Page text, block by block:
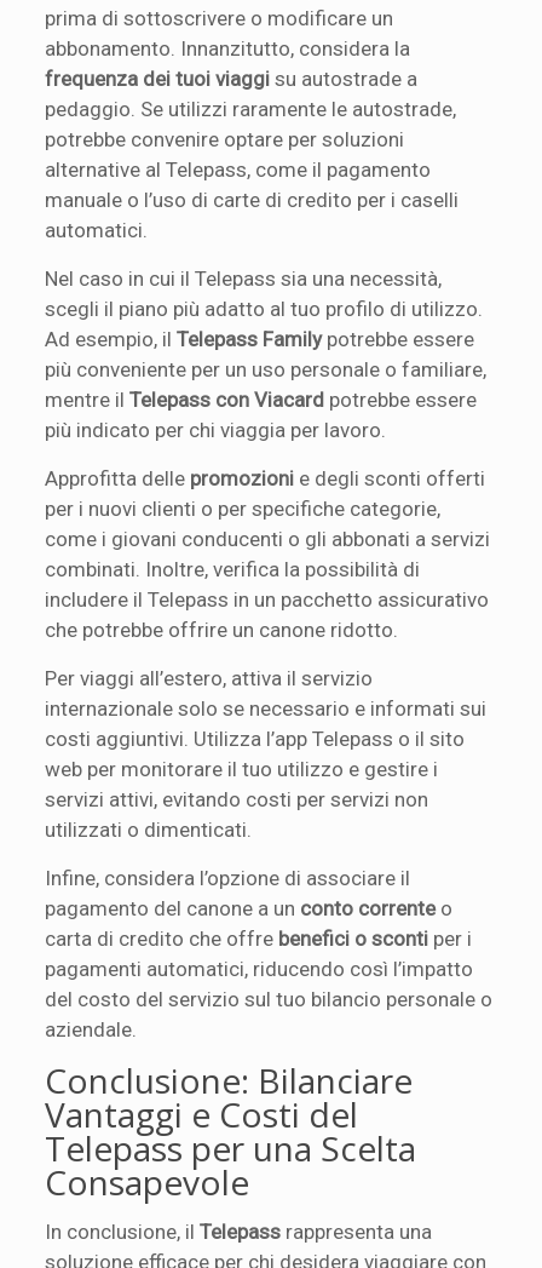
prima di sottoscrivere o modificare un
abbonamento. Innanzitutto, considera la
frequenza dei tuoi viaggi su autostrade a
pedaggio. Se utilizzi raramente le autostrade,
potrebbe convenire optare per soluzioni
alternative al Telepass, come il pagamento
manuale o l’uso di carte di credito per i caselli
automatici.
Nel caso in cui il Telepass sia una necessità,
scegli il piano più adatto al tuo profilo di utilizzo.
Ad esempio, ilTelepass Familypotrebbe essere
più conveniente per un uso personale o familiare,
mentre ilTelepass con Viacard potrebbe essere
più indicato per chi viaggia per lavoro.
Approfitta delle promozioni e degli sconti offerti
per i nuovi clienti o per specifiche categorie,
come i giovani conducenti o gli abbonati a servizi
combinati. Inoltre, verifica la possibilità di
includere il Telepass in un pacchetto assicurativo
che potrebbe offrire un canone ridotto.
Per viaggi all’estero, attiva il servizio
internazionale solo se necessario e informati sui
costi aggiuntivi. Utilizza l’app Telepass o il sito
web per monitorare il tuo utilizzo e gestire i
servizi attivi, evitando costi per servizi non
utilizzati o dimenticati.
Infine, considera l’opzione di associare il
pagamento del canone a un conto correnteo
carta di credito che offre benefici o sconti per i
pagamenti automatici, riducendo così l’impatto
del costo del servizio sul tuo bilancio personale o
aziendale.
Conclusione: Bilanciare
Vantaggi e Costi del
Telepass per una Scelta
Consapevole
In conclusione, ilTelepass rappresenta una
soluzione efficace per chi desidera viaggiare con